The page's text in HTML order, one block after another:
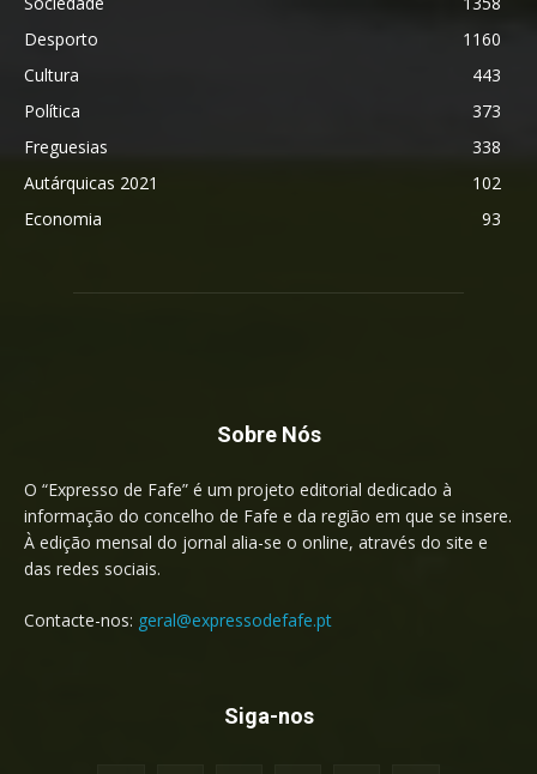
Desporto
1160
Cultura
443
Política
373
Freguesias
338
Autárquicas 2021
102
Economia
93
Sobre Nós
O “Expresso de Fafe” é um projeto editorial dedicado à
informação do concelho de Fafe e da região em que se insere.
À edição mensal do jornal alia-se o online, através do site e
das redes sociais.
Contacte-nos: geral@expressodefafe.pt
Siga-nos